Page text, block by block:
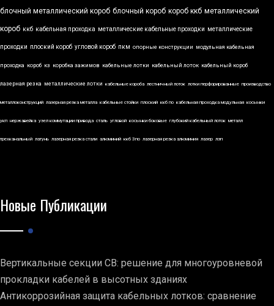
блочный металлический короб блочный короб короб ккб металлический
короб ккб кабельная проходка металлические кабельные проходки металлические
проходки плоский короб угловой короб пкм опорные конструкции модульная кабельная
проходка короб кз коробка зажимов кабельные лотки кабельный лоток кабельный короб
лазерная резка металлические лотки кабельные короба лестничный лоток лотки перфорированные производство
металлоконструкций лазерная резка металла кабельные стойки плоский ккб по кабельная проходка модульная косынки
укп нержавейка узел коммутации привода сталь угловой косынки боковые глубокий кабельный лоток металл
трехканальный латунь лазерная резка стали алюминий ккб 3по лазерная резка алюминия лазер лэп
Новые Публикации
Вертикальные секции СВ: решение для многоуровневой
прокладки кабелей в высотных зданиях
Антикоррозийная защита кабельных лотков: сравнение